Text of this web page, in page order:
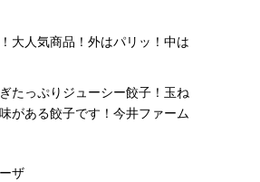
大人気商品！外はパリッ！中は
たっぷりジューシー餃子！玉ね
がある餃子です！今井ファーム
ザ